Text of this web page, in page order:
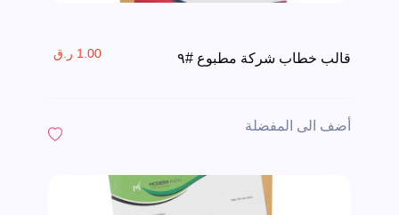
قالب خطاب شركة مطبوع #٩ 1.00 ر.ق
أضف الى المفضلة